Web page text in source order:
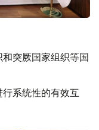
突厥国家组织等国
系统性的有效互